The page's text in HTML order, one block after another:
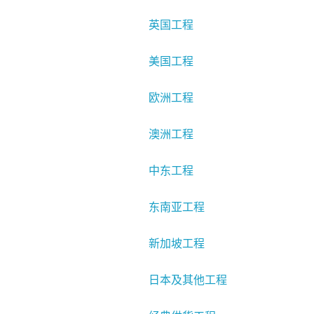
英国工程
美国工程
欧洲工程
澳洲工程
中东工程
东南亚工程
新加坡工程
日本及其他工程